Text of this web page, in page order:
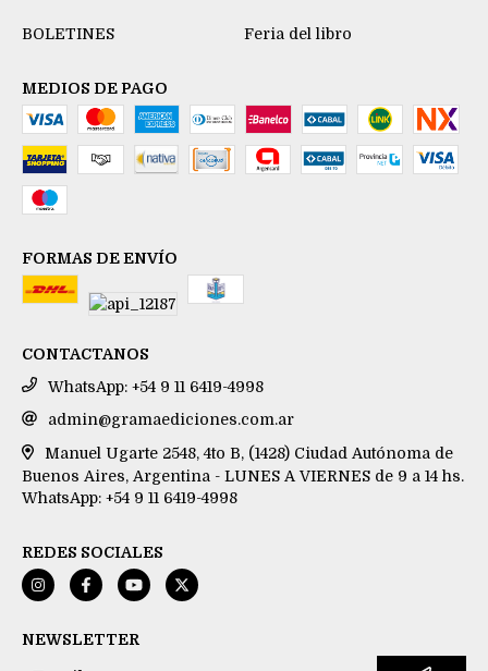
BOLETINES Feria del libro
MEDIOS DE PAGO
FORMAS DE ENVÍO
CONTACTANOS
WhatsApp: +54 9 11 6419-4998
admin@gramaediciones.com.ar
Manuel Ugarte 2548, 4to B, (1428) Ciudad Autónoma de
Buenos Aires, Argentina - LUNES A VIERNES de 9 a 14 hs.
WhatsApp: +54 9 11 6419-4998
REDES SOCIALES
NEWSLETTER